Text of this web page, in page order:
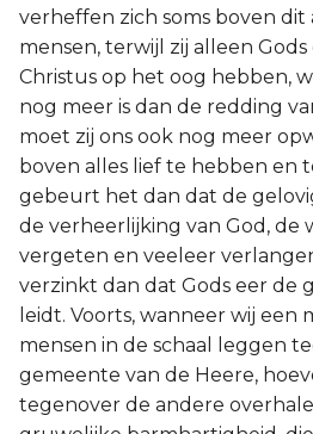
verheffen zich soms boven dit
mensen, terwijl zij alleen
Christus op het oog hebben,
nog meer is dan de redding
moet zij ons ook nog meer
boven alles lief te hebben en
gebeurt het dan dat de
de verheerlijking van God, de
vergeten en veeleer
verzinkt dan dat Gods eer de
leidt. Voorts, wanneer wij een
mensen in de schaal leggen
gemeente van de Heere,
tegenover de andere